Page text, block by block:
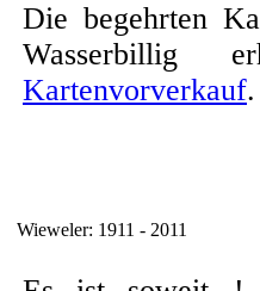
Die begehrten
Wasserbillig
Kartenvorverkauf.
Wieweler: 1911 - 2011